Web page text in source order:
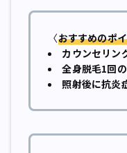
〈おすすめのポ
カウンセリン
全身脱毛1回
照射後に抗炎